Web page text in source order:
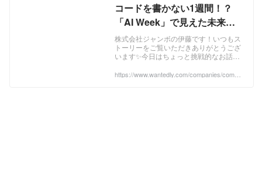
コードを書かない1週間！？
「AI Week」で見えた未来の
エンジニア像 | 株式会社ジャン
ボ
株式会社ジャンボの伊藤です！いつもス
トーリーをご覧いただきありがとうござ
います✨今日はちょっと挑戦的なお話を
くのを完全に禁止したら、開発現場って
https://www.wantedly.com/companies/compa